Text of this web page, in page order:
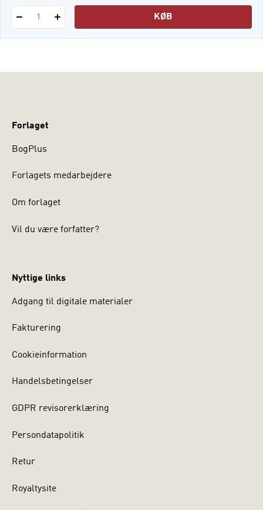
1 KØB
Forlaget
BogPlus
Forlagets medarbejdere
Om forlaget
Vil du være forfatter?
Nyttige links
Adgang til digitale materialer
Fakturering
Cookieinformation
Handelsbetingelser
GDPR revisorerklæring
Persondatapolitik
Retur
Royaltysite